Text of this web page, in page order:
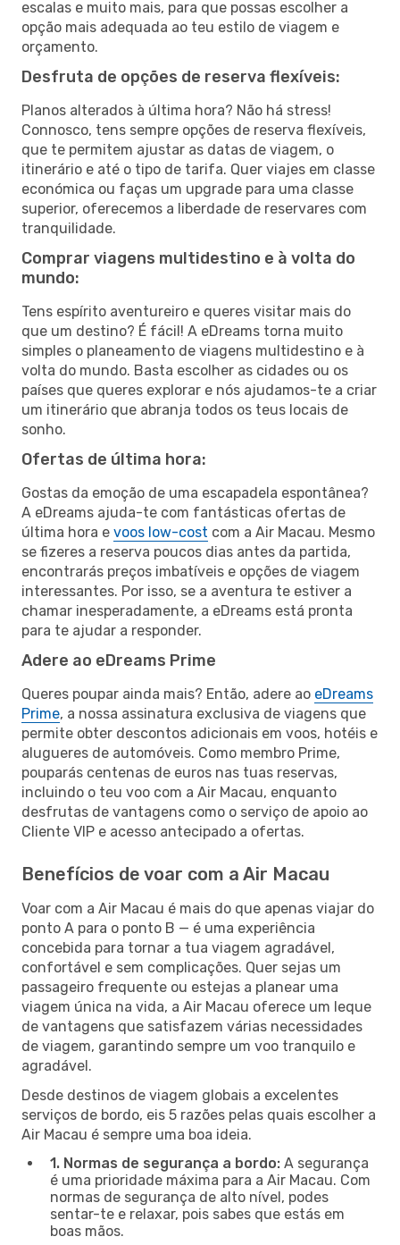
escalas e muito mais, para que possas escolher a
opção mais adequada ao teu estilo de viagem e
orçamento.
Desfruta de opções de reserva flexíveis:
Planos alterados à última hora? Não há stress!
Connosco, tens sempre opções de reserva flexíveis,
que te permitem ajustar as datas de viagem, o
itinerário e até o tipo de tarifa. Quer viajes em classe
económica ou faças um upgrade para uma classe
superior, oferecemos a liberdade de reservares com
tranquilidade.
Comprar viagens multidestino e à volta do
mundo:
Tens espírito aventureiro e queres visitar mais do
que um destino? É fácil! A eDreams torna muito
simples o planeamento de viagens multidestino e à
volta do mundo. Basta escolher as cidades ou os
países que queres explorar e nós ajudamos-te a criar
um itinerário que abranja todos os teus locais de
sonho.
Ofertas de última hora:
Gostas da emoção de uma escapadela espontânea?
A eDreams ajuda-te com fantásticas ofertas de
última hora e voos low-cost com a Air Macau. Mesmo
se fizeres a reserva poucos dias antes da partida,
encontrarás preços imbatíveis e opções de viagem
interessantes. Por isso, se a aventura te estiver a
chamar inesperadamente, a eDreams está pronta
para te ajudar a responder.
Adere ao eDreams Prime
Queres poupar ainda mais? Então, adere ao eDreams
Prime, a nossa assinatura exclusiva de viagens que
permite obter descontos adicionais em voos, hotéis e
alugueres de automóveis. Como membro Prime,
pouparás centenas de euros nas tuas reservas,
incluindo o teu voo com a Air Macau, enquanto
desfrutas de vantagens como o serviço de apoio ao
Cliente VIP e acesso antecipado a ofertas.
Benefícios de voar com a Air Macau
Voar com a Air Macau é mais do que apenas viajar do
ponto A para o ponto B — é uma experiência
concebida para tornar a tua viagem agradável,
confortável e sem complicações. Quer sejas um
passageiro frequente ou estejas a planear uma
viagem única na vida, a Air Macau oferece um leque
de vantagens que satisfazem várias necessidades
de viagem, garantindo sempre um voo tranquilo e
agradável.
Desde destinos de viagem globais a excelentes
serviços de bordo, eis 5 razões pelas quais escolher a
Air Macau é sempre uma boa ideia.
1. Normas de segurança a bordo: A segurança
é uma prioridade máxima para a Air Macau. Com
normas de segurança de alto nível, podes
sentar-te e relaxar, pois sabes que estás em
boas mãos.